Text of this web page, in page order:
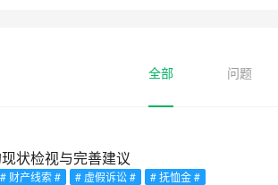
全部 问题
状检视与完善建议
# 财产线索 # # 虚假诉讼 # # 抚恤金 #